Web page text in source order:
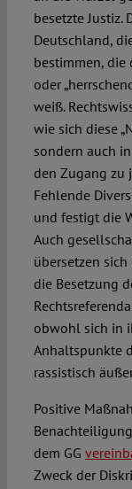
besetzte Justiz.
Deutschland,
bestimmen, die
oder
weiß.
wie sich diese
sondern auch
den Zugang zu
Fehlende
und festigt die
Auch
übersetzen
die Besetzung
obwohl sich in
Anhaltspunkte
rassistisch
Positive
dem GG
Zweck der